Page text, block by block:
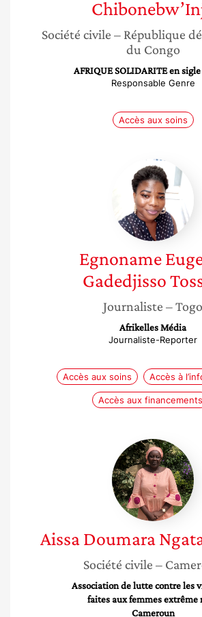
Société civile – République
du Congo
AFRIQUE SOLIDARITE en sigle
Responsable Genre
Accès aux soins
Egnoname
Eugenie
Gadedjisso
Tossou
Egnoname
Gadedjisso
Journaliste – Togo
Afrikelles Média
Journaliste-Reporter
Accès aux soins Accès à
Accès aux financements
Aissa
Doumara
Ngatansou
M.
AissaDoumara
Société civile –
Association de lutte contre les
faites aux femmes extrême
Cameroun